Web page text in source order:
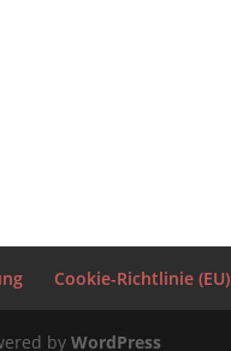
Cookie-Richtlinie (EU)
byWordPress